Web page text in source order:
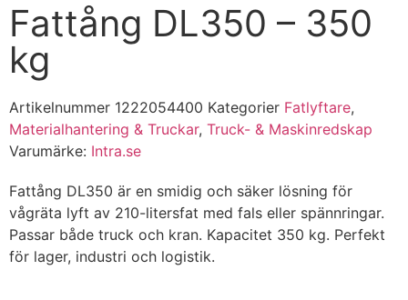
Fattång DL350 – 350
kg
Artikelnummer 1222054400 Kategorier Fatlyftare,
Materialhantering & Truckar, Truck- & Maskinredskap
Varumärke: Intra.se
Fattång DL350 är en smidig och säker lösning för
vågräta lyft av 210-litersfat med fals eller spännringar.
Passar både truck och kran. Kapacitet 350 kg. Perfekt
för lager, industri och logistik.